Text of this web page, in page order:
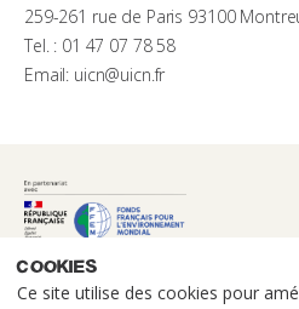
Cookies
Ce site utilise des cookies pour
259-261 rue de Paris 93100
Tel. : 01 47 07 78 58
Email: uicn@uicn.fr